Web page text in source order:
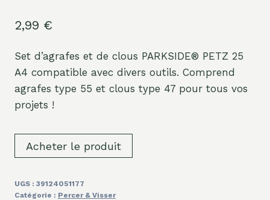
2,99 €
Set d’agrafes et de clous PARKSIDE® PETZ 25
A4 compatible avec divers outils. Comprend
agrafes type 55 et clous type 47 pour tous vos
projets !
Acheter le produit
UGS : 39124051177
Catégorie : Percer & Visser